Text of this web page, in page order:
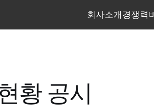
회사소개경쟁력
황 공시